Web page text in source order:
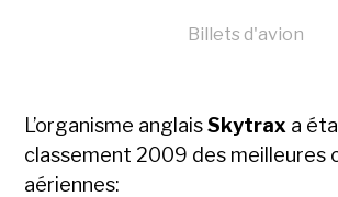
Billets d'avion
L’organisme anglaisSkytrax a
classement 2009 des meilleures
aériennes: